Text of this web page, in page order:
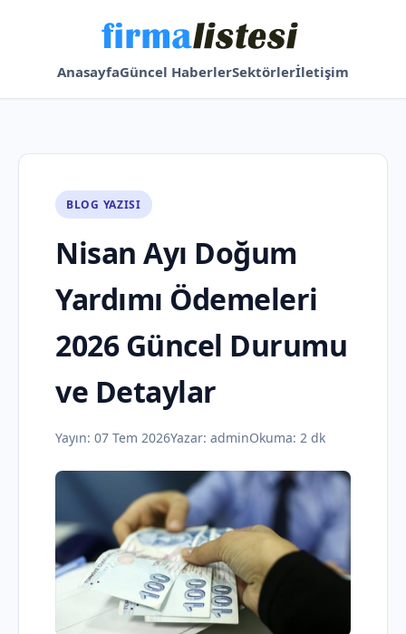
AnasayfaGüncel HaberlerSektörlerİletişim
BLOG YAZISI
Nisan Ayı Doğum
Yardımı Ödemeleri
2026 Güncel Durumu
ve Detaylar
Yayın: 07 Tem 2026Yazar: adminOkuma: 2 dk